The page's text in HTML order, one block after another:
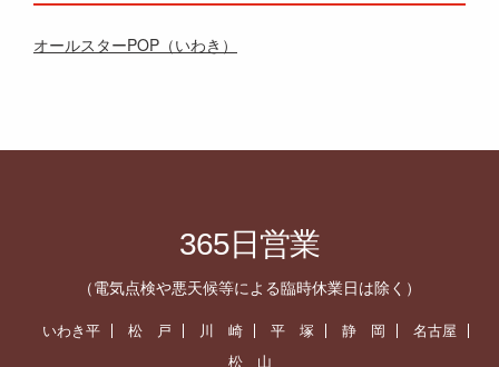
オールスターPOP（いわき）
365日営業
（電気点検や悪天候等による臨時休業日は除く）
いわき平 松 戸 川 崎 平 塚 静 岡
名古屋
松 山